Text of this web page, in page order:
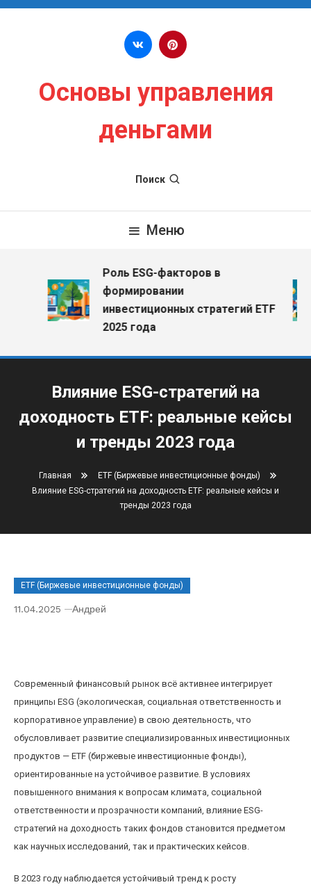
Перейти к содержимому
Основы управления
деньгами
Поиск
Меню
Роль ESG-факторов в
формировании
инвестиционных стратегий ETF
2025 года
Влияние ESG-стратегий на
доходность ETF: реальные кейсы
и тренды 2023 года
Главная
ETF (Биржевые инвестиционные фонды)
Влияние ESG-стратегий на доходность ETF: реальные кейсы и
тренды 2023 года
ETF (Биржевые инвестиционные фонды)
11.04.2025 Андрей
Современный финансовый рынок всё активнее интегрирует
принципы ESG (экологическая, социальная ответственность и
корпоративное управление) в свою деятельность, что
обусловливает развитие специализированных инвестиционных
продуктов — ETF (биржевые инвестиционные фонды),
ориентированные на устойчивое развитие. В условиях
повышенного внимания к вопросам климата, социальной
ответственности и прозрачности компаний, влияние ESG-
стратегий на доходность таких фондов становится предметом
как научных исследований, так и практических кейсов.
В 2023 году наблюдается устойчивый тренд к росту